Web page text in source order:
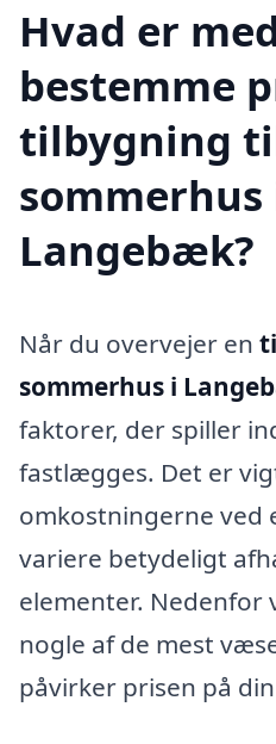
Hvad er
bestemme
tilbygning
sommerhus
Langebæk?
Når du overvejer en
sommerhus i
faktorer, der spiller
fastlægges. Det er
omkostningerne ved
variere betydeligt
elementer. Nedenfor
nogle af de mest
påvirker prisen på